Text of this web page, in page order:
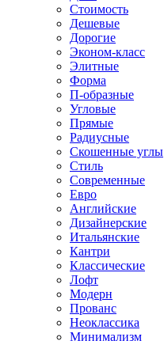
Стоимость
Дешевые
Дорогие
Эконом-класс
Элитные
Форма
П-образные
Угловые
Прямые
Радиусные
Скошенные углы
Стиль
Современные
Евро
Английские
Дизайнерские
Итальянские
Кантри
Классические
Лофт
Модерн
Прованс
Неоклассика
Минимализм